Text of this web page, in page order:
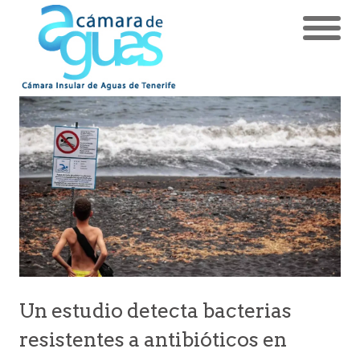
Un estudio detecta bacterias
resistentes a antibióticos en